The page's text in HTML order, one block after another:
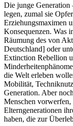
Die junge Generation
legen, zumal sie
Erziehungsmaximen
Konsequenzen. Was
Räumung des von
Deutschland] oder
Extinction Rebellion
die Welt erleben
Mobilität,
Generation. Aber
Menschen vorwerfen,
Elterngenerationen
haben, die zur